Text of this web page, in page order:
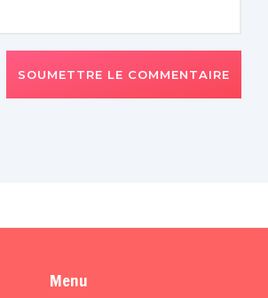
SOUMETTRE LE COMMENTAIRE
Menu